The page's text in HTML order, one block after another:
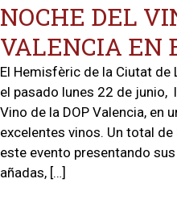
NOCHE DEL
VALENCIA EN
El Hemisfèric de la Ciutat
el pasado lunes 22 de junio,
Vino de la DOP Valencia, en
excelentes vinos. Un total
este evento presentando
añadas, […]